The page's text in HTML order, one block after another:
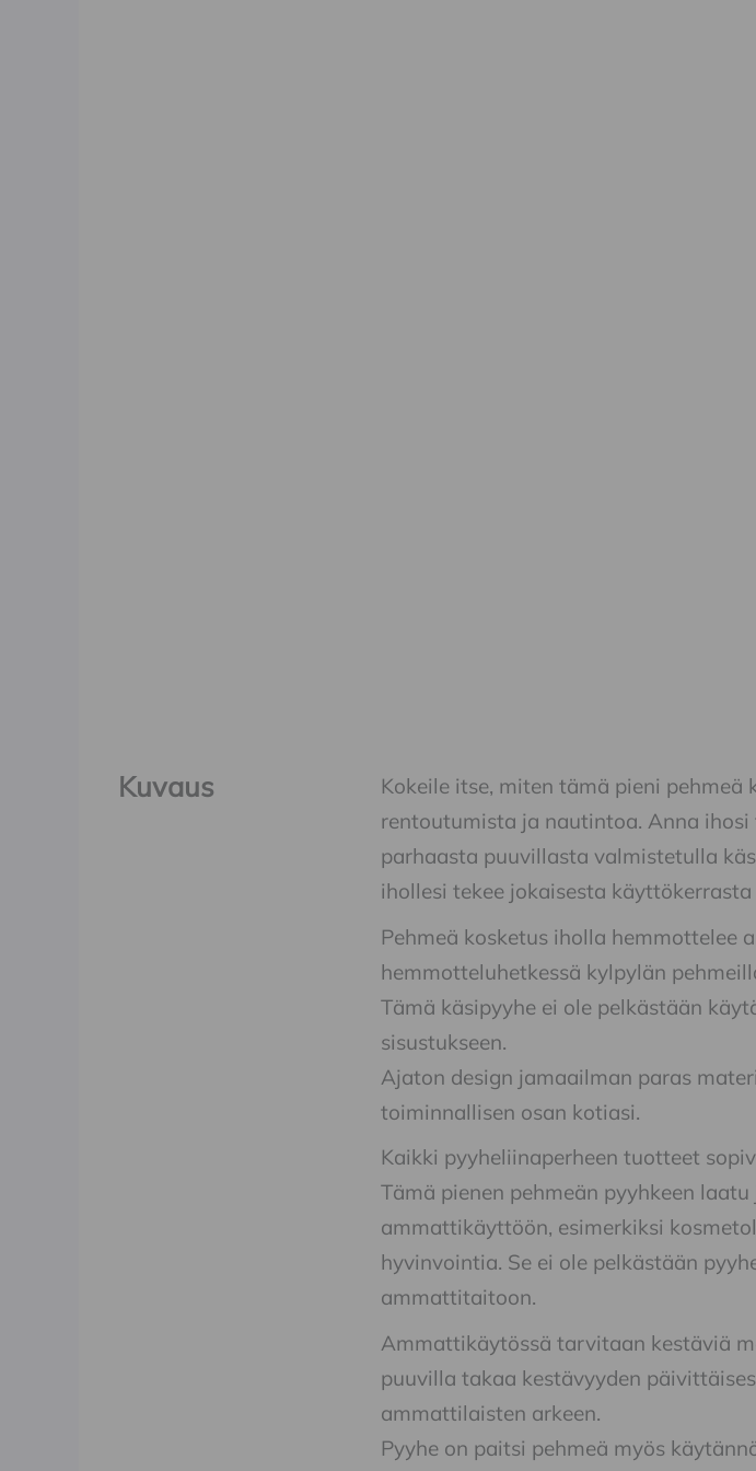
Kuvaus
Kokeile itse, miten tämä pieni
rentoutumista ja nautintoa. Anna
parhaasta puuvillasta valmistetulla
ihollesi tekee jokaisesta
Pehmeä kosketus iholla hemmottelee
hemmotteluhetkessä kylpylän
Tämä käsipyyhe ei ole pelkästään
sisustukseen.
Ajaton design jamaailman paras
toiminnallisen osan kotiasi.
Kaikki pyyheliinaperheen tuotteet
Tämä pienen pehmeän pyyhkeen
ammattikäyttöön, esimerkiksi
hyvinvointia. Se ei ole pelkästään
ammattitaitoon.
Ammattikäytössä tarvitaan kestäviä
puuvilla takaa kestävyyden
ammattilaisten arkeen.
Pyyhe on paitsi pehmeä myös